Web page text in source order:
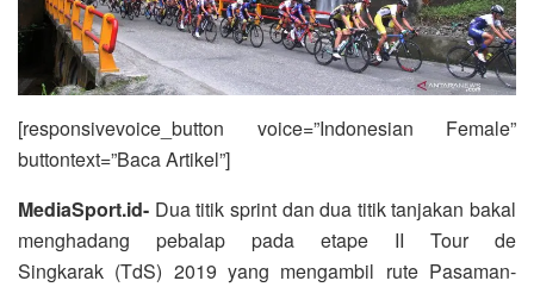
[responsivevoice_button voice=”Indonesian Female”
buttontext=”Baca Artikel”]
MediaSport.id- Dua titik sprint dan dua titik tanjakan bakal
menghadang pebalap pada etape II Tour de
Singkarak (TdS) 2019 yang mengambil rute Pasaman-